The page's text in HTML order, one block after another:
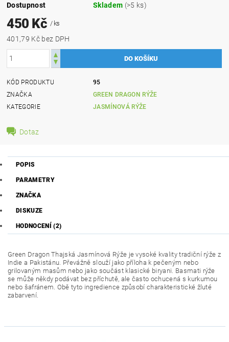
Dostupnost Skladem (>5 ks)
450 Kč / ks
401,79 Kč bez DPH
KÓD PRODUKTU
95
ZNAČKA
GREEN DRAGON RÝŽE
KATEGORIE
JASMÍNOVÁ RÝŽE
Dotaz
POPIS
PARAMETRY
ZNAČKA
DISKUZE
HODNOCENÍ (2)
Green Dragon Thajská Jasmínová Rýže je vysoké kvality tradiční rýže z
Indie a Pakistánu. Převážně slouží jako příloha k pečeným nebo
grilovaným masům nebo jako součást klasické biryani. Basmati rýže
se může někdy podávat bez příchutě, ale často ochucená s kurkumou
nebo šafránem. Obě tyto ingredience způsobí charakteristické žluté
zabarvení.